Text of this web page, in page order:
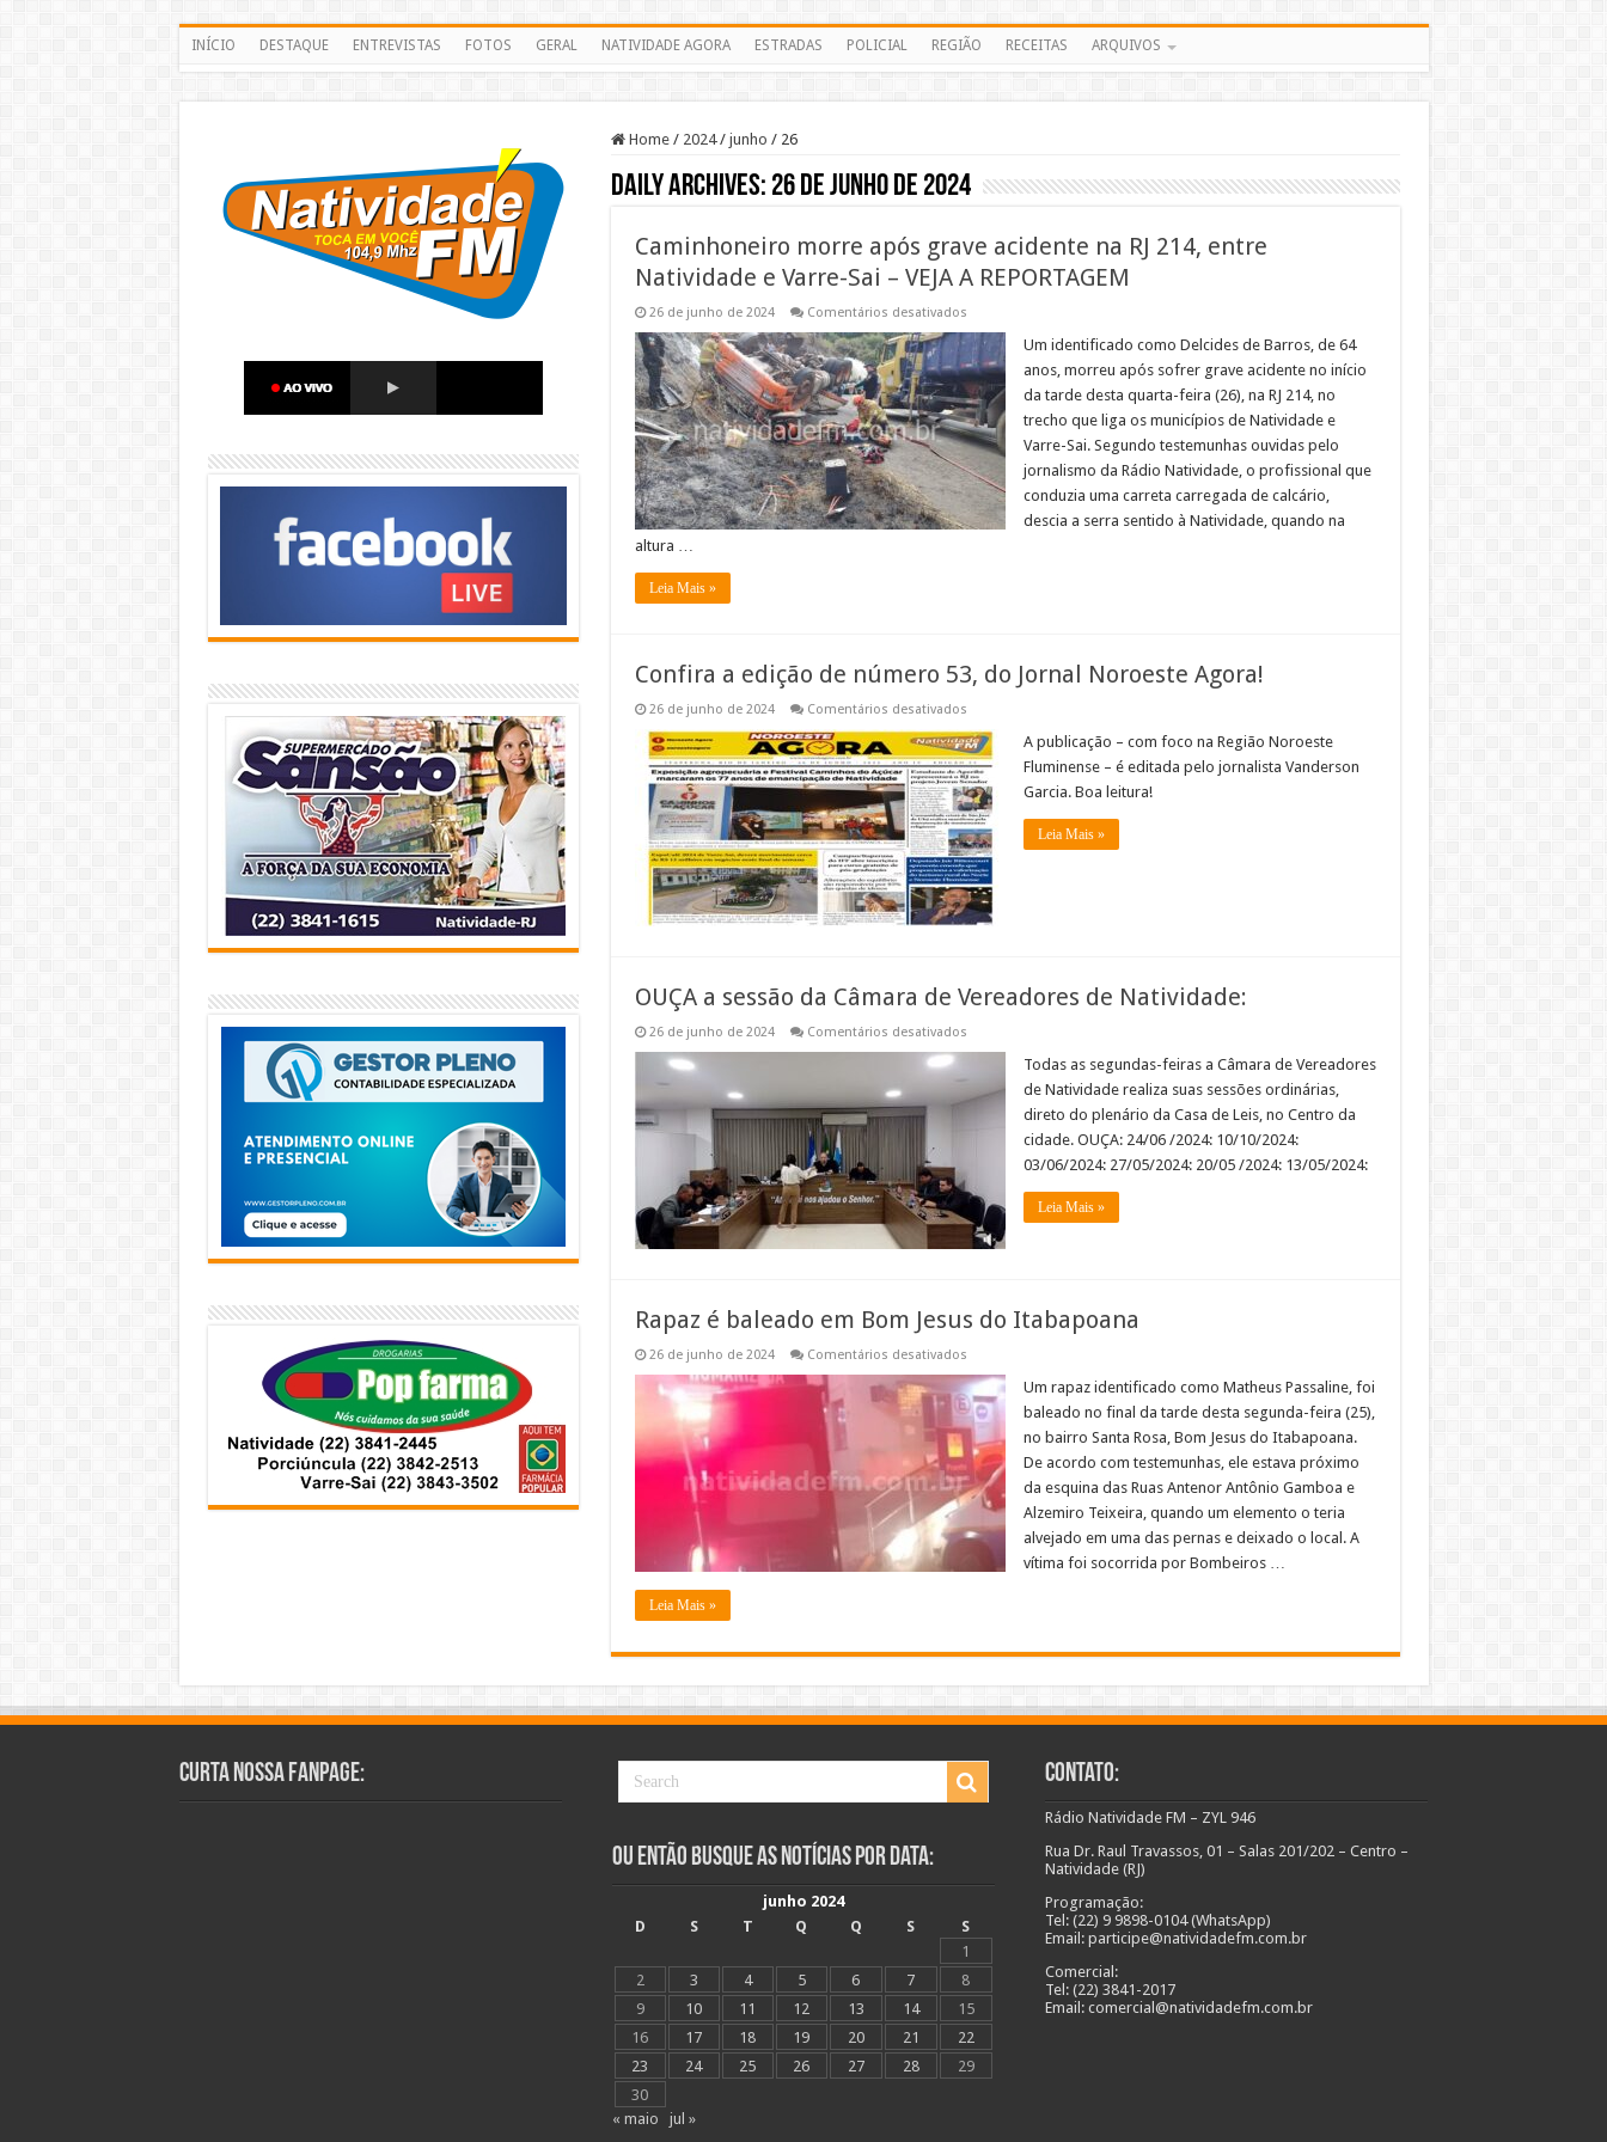
INÍCIO DESTAQUE ENTREVISTAS FOTOS GERAL NATIVIDADE AGORA ESTRADAS POLICIAL REGIÃO RECEITAS ARQUIVOS
Home / 2024 / junho / 26
Daily Archives: 26 de junho de 2024
Caminhoneiro morre após grave acidente na RJ 214, entre
Natividade e Varre-Sai – VEJA A REPORTAGEM
26 de junho de 2024 Comentários desativadosem
morre
após
grave
acidente
na
RJ
214,
entre
Natividade
e
Varre-
Sai
–
Um identificado como Delcides de Barros, de 64
anos, morreu após sofrer grave acidente no início
da tarde desta quarta-feira (26), na RJ 214, no
trecho que liga os municípios de Natividade e
Varre-Sai. Segundo testemunhas ouvidas pelo
jornalismo da Rádio Natividade, o profissional que
conduzia uma carreta carregada de calcário,
descia a serra sentido à Natividade, quando na
altura …
Leia Mais »
Confira a edição de número 53, do Jornal Noroeste Agora!
26 de junho de 2024 Comentários desativadosem
a
edição
de
número
53,
do
Jornal
Noroeste
Agora!
A publicação – com foco na Região Noroeste
Fluminense – é editada pelo jornalista Vanderson
Garcia. Boa leitura!
Leia Mais »
OUÇA a sessão da Câmara de Vereadores de Natividade:
26 de junho de 2024 Comentários desativadosem
sessão
da
Vereadores
Natividade:
Todas as segundas-feiras a Câmara de Vereadores
de Natividade realiza suas sessões ordinárias,
direto do plenário da Casa de Leis, no Centro da
cidade. OUÇA: 24/06 /2024: 10/10/2024:
03/06/2024: 27/05/2024: 20/05 /2024: 13/05/2024:
Leia Mais »
Rapaz é baleado em Bom Jesus do Itabapoana
26 de junho de 2024 Comentários desativadosem
é
baleado
em
Bom
Jesus
do
Itabapoana
Um rapaz identificado como Matheus Passaline, foi
baleado no final da tarde desta segunda-feira (25),
no bairro Santa Rosa, Bom Jesus do Itabapoana.
De acordo com testemunhas, ele estava próximo
da esquina das Ruas Antenor Antônio Gamboa e
Alzemiro Teixeira, quando um elemento o teria
alvejado em uma das pernas e deixado o local. A
vítima foi socorrida por Bombeiros …
Leia Mais »
Curta Nossa Fanpage:
Ou Então Busque as Notícias Por Data:
junho 2024
D
S T Q Q S
S
1
2
3 4 5 6 7
8
9
10 11 12 13 14
15
16
17 18 19 20 21
22
23
24 25 26 27 28
29
30
« maio
jul »
Contato:
Rádio Natividade FM – ZYL 946
Rua Dr. Raul Travassos, 01 – Salas 201/202 – Centro –
Natividade (RJ)
Programação:
Tel: (22) 9 9898-0104 (WhatsApp)
Email: participe@natividadefm.com.br
Comercial:
Tel: (22) 3841-2017
Email: comercial@natividadefm.com.br